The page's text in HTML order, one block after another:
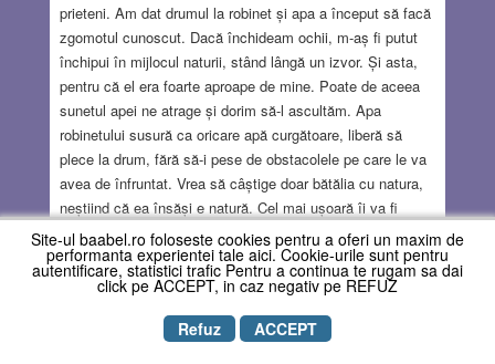
prieteni. Am dat drumul la robinet și apa a început să facă
zgomotul cunoscut. Dacă închideam ochii, m-aș fi putut
închipui în mijlocul naturii, stând lângă un izvor. Și asta,
pentru că el era foarte aproape de mine. Poate de aceea
sunetul apei ne atrage și dorim să-l ascultăm. Apa
robinetului susură ca oricare apă curgătoare, liberă să
plece la drum, fără să-i pese de obstacolele pe care le va
avea de înfruntat. Vrea să câștige doar bătălia cu natura,
neștiind că ea însăși e natură. Cel mai ușoară îi va fi
trecerea printre pietre. Va aluneca, netezindu-le puțin, le
va îmbrățișa și va pleca mai departe. Lucrurile moi, fără
consistență, îi vor da de furcă, ele vor încerca s-o
apa molcomă. Apa impetuoasă, odată scăpată din
Site-ul baabel.ro foloseste cookies pentru a oferi un maxim de
performanta experientei tale aici. Cookie-urile sunt pentru
autentificare, statistici trafic Pentru a continua te rugam sa dai
click pe ACCEPT, in caz negativ pe REFUZ
Refuz
ACCEPT